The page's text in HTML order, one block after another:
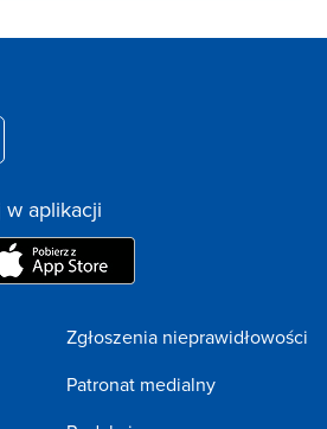
aplikacji
Zgłoszenia nieprawidłowości
Patronat medialny